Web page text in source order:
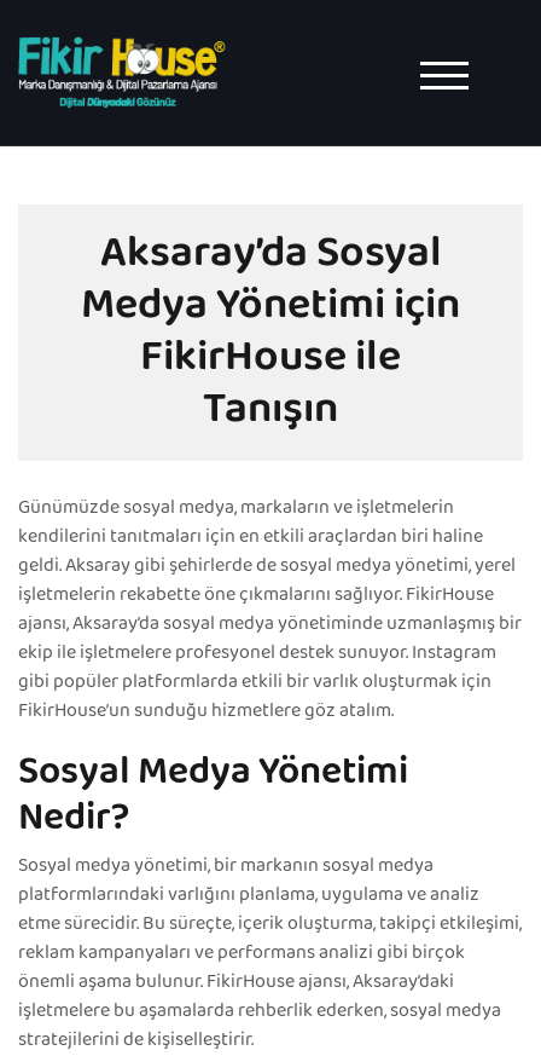
content
TOGGLE
Aksaray’da Sosyal
Medya Yönetimi için
FikirHouse ile
Tanışın
Günümüzde sosyal medya, markaların ve işletmelerin
kendilerini tanıtmaları için en etkili araçlardan biri haline
geldi. Aksaray gibi şehirlerde de sosyal medya yönetimi, yerel
işletmelerin rekabette öne çıkmalarını sağlıyor. FikirHouse
ajansı, Aksaray’da sosyal medya yönetiminde uzmanlaşmış bir
ekip ile işletmelere profesyonel destek sunuyor. Instagram
gibi popüler platformlarda etkili bir varlık oluşturmak için
FikirHouse’un sunduğu hizmetlere göz atalım.
Sosyal Medya Yönetimi
Nedir?
Sosyal medya yönetimi, bir markanın sosyal medya
platformlarındaki varlığını planlama, uygulama ve analiz
etme sürecidir. Bu süreçte, içerik oluşturma, takipçi etkileşimi,
reklam kampanyaları ve performans analizi gibi birçok
önemli aşama bulunur. FikirHouse ajansı, Aksaray’daki
işletmelere bu aşamalarda rehberlik ederken, sosyal medya
stratejilerini de kişiselleştirir.